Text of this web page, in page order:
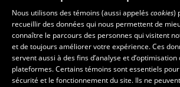
Foire aux questions
Ressources
monPortail
MESURES D'URGENCE
Nous utilisons des témoins (aussi appeléscookies)
recueillir des données qui nous permettent de
connaître le parcours des personnes qui visitent
et de toujours améliorer votre expérience. Ces
servent aussi à des fins d’analyse et d’optimisation
plateformes. Certains témoins sont essentiels
sécurité et le fonctionnement du site. Ils ne